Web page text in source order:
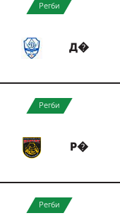
Регби
Д�
Регби
Р�
Регби